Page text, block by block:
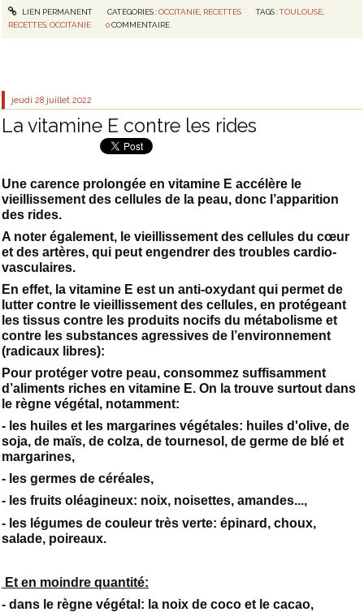
LIEN PERMANENT CATÉGORIES :OCCITANIE, RECETTES TAGS :TOULOUSE
RECETTES ,OCCITANIE 0 COMMENTAIRE
jeudi 28 juillet 2022
La vitamine E contre les rides
Une carence prolongée en vitamine E accélère le
vieillissement des cellules de la peau, donc l’apparition
des rides.
A noter également, le vieillissement des cellules du cœur
et des artères, qui peut engendrer des troubles cardio-
vasculaires.
En effet, la vitamine E est un anti-oxydant qui permet de
lutter contre le vieillissement des cellules, en protégeant
les tissus contre les produits nocifs du métabolisme et
contre les substances agressives de l’environnement
(radicaux libres):
Pour protéger votre peau, consommez suffisamment
d’aliments riches en vitamine E. On la trouve surtout dans
le règne végétal, notamment:
- les huiles et les margarines végétales: huiles d'olive, de
soja, de maïs, de colza, de tournesol, de germe de blé et
margarines,
- les germes de céréales,
- les fruits oléagineux: noix, noisettes, amandes...,
- les légumes de couleur très verte: épinard, choux,
salade, poireaux.
Et en moindre quantité:
- dans le règne végétal: la noix de coco et le cacao,